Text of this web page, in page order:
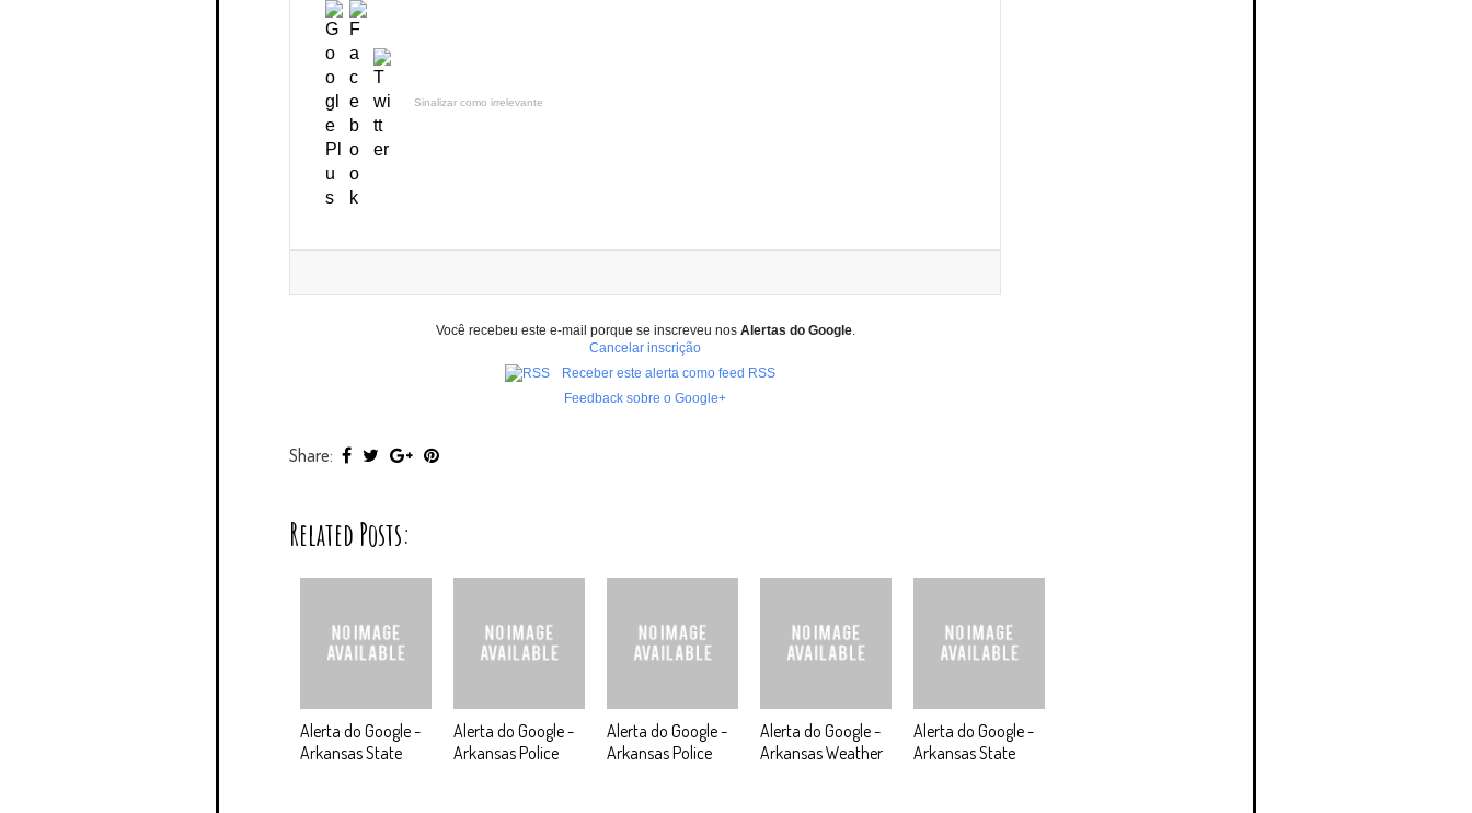
Sinalizar como irrelevante
Você recebeu este e-mail porque se inscreveu nos Alertas do Google.
Cancelar inscrição
Receber este alerta como feed RSS
Feedback sobre o Google+
Share:
Related Posts:
Alerta do Google -
Arkansas State
Alerta do Google -
Arkansas Police
Alerta do Google -
Arkansas Police
Alerta do Google -
Arkansas Weather
Alerta do Google -
Arkansas State